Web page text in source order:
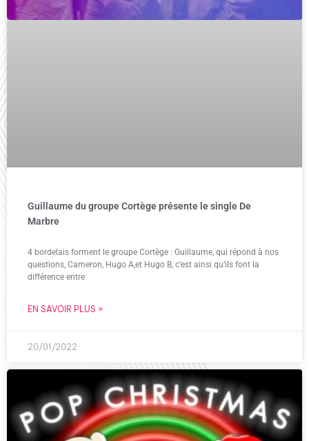
Guillaume du groupe Cortège présente le single De
Marbre
4 bordelais forment le groupe Cortège : Guillaume, qui répond à nos
questions, Cameron, Hugo A,et Hugo B, c’est ainsi qu’ils font la
différence entre
EN SAVOIR PLUS »
20/01/2022